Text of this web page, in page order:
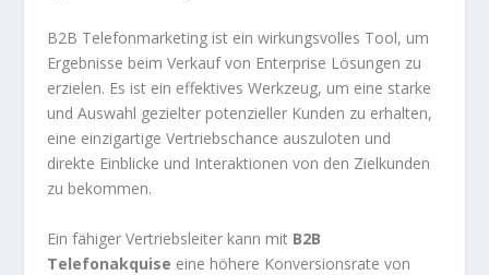
B2B Telefonmarketing ist ein wirkungsvolles Tool, um
Ergebnisse beim Verkauf von Enterprise Lösungen zu
erzielen. Es ist ein effektives Werkzeug, um eine starke
und Auswahl gezielter potenzieller Kunden zu erhalten,
eine einzigartige Vertriebschance auszuloten und
direkte Einblicke und Interaktionen von den Zielkunden
zu bekommen.
Ein fähiger Vertriebsleiter kann mit B2B
Telefonakquise eine höhere Konversionsrate von